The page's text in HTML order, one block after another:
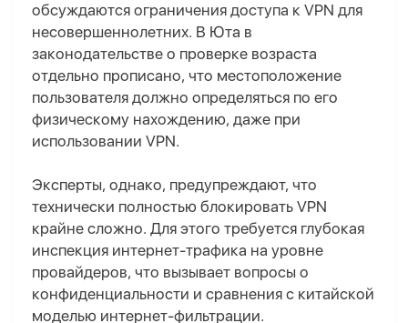
обсуждаются ограничения доступа к VPN для
несовершеннолетних. В Юта в
законодательстве о проверке возраста
отдельно прописано, что местоположение
пользователя должно определяться по его
физическому нахождению, даже при
использовании VPN.
Эксперты, однако, предупреждают, что
технически полностью блокировать VPN
крайне сложно. Для этого требуется глубокая
инспекция интернет-трафика на уровне
провайдеров, что вызывает вопросы о
конфиденциальности и сравнения с китайской
моделью интернет-фильтрации.